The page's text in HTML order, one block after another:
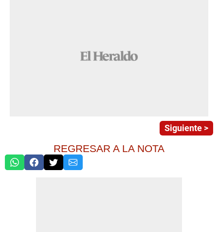
Siguiente >
REGRESAR A LA NOTA